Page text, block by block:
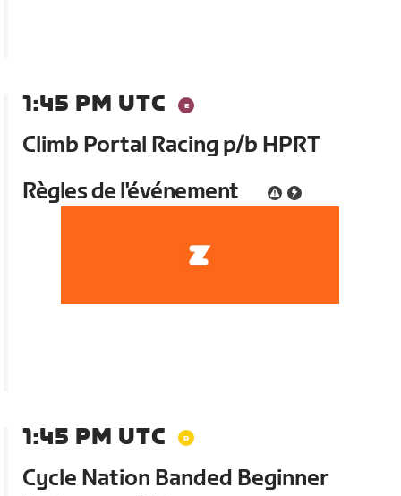
1:45 PM UTC
Climb Portal Racing p/b HPRT
Règles de l'événement
1:45 PM UTC
Cycle Nation Banded Beginner